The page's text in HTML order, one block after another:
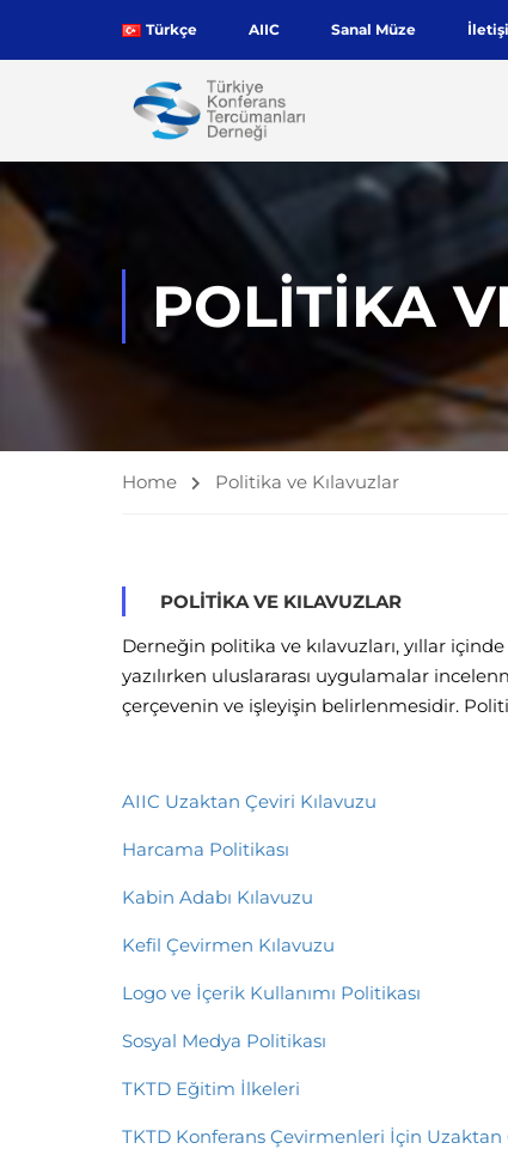
Türkçe AIIC Sanal Müze
POLITIKA
Home Politika ve Kılavuzlar
POLITIKA VE KILAVUZLAR
Derneğin politika ve kılavuzları, yıllar
yazılırken uluslararası uygulamalar
çerçevenin ve işleyişin belirlenmesidir.
AIIC Uzaktan Çeviri Kılavuzu
Harcama Politikası
Kabin Adabı Kılavuzu
Kefil Çevirmen Kılavuzu
Logo ve İçerik Kullanımı Politikası
Sosyal Medya Politikası
TKTD Eğitim İlkeleri
TKTD Konferans Çevirmenleri İçin Uzaktan